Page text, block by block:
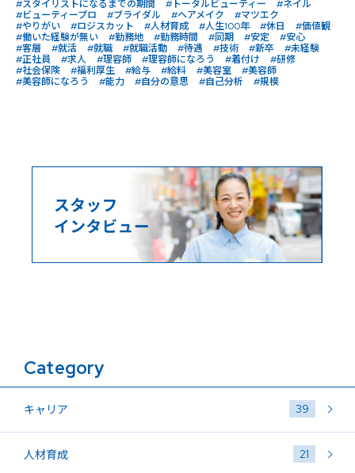
#スタイリストになるまでの期間
#トータルビューティー
#ネイル
#ビューティープロ
#ブライダル #ヘアメイク
#マツエク
#やりがい
#ロジスカット #人材育成 #人生100年 #休日
#価値観
#働いた経験が無い
#勤務地 #勤務時間 #同期 #安定
#安心
#客層
#就活 #就職 #就職活動 #待遇 #技術 #新卒
#未経験
#正社員
#求人 #理容師 #理容師になろう #着付け
#研修
#社会保険
#福利厚生 #給与 #給料 #美容室
#美容師
#美容師になろう
#能力 #自分の意思 #自己分析 #規模
Category
キャリア 39
人材育成 21